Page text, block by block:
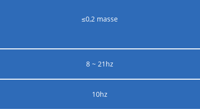
≤0,2 masse
8 ~ 21hz
10hz